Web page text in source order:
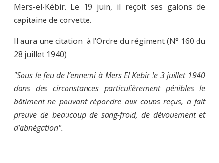
Mers-el-Kébir. Le 19 juin, il reçoit ses galons de
capitaine de corvette.
Il aura une citation à l’Ordre du régiment (N° 160 du
28 juillet 1940)
"Sous le feu de l’ennemi à Mers El Kebir le 3 juillet 1940
dans des circonstances particulièrement pénibles le
bâtiment ne pouvant répondre aux coups reçus, a fait
preuve de beaucoup de sang-froid, de dévouement et
d’abnégation".